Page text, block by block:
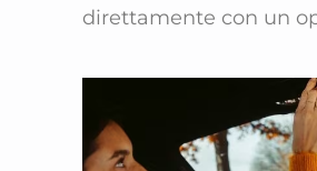
direttamente con un